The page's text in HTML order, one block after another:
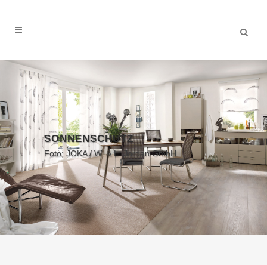
SONNENSCHUTZ
Foto: JOKA / W. & L. Jordan GmbH